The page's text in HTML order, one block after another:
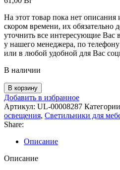
На этот товар пока нет
скором времени, их
уточнить все интересующие Вас
у нашего менеджера, по
или в любой удобной для Вас
В наличии
В корзину
Добавить в избранное
Артикул: UL-00008287
освещения, Светильники для
Share:
Описание
Описание